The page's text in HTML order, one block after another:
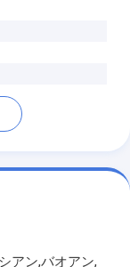
アン,バオアン,